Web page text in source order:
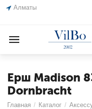
Алматы
Ерш Madison
Dornbracht
Главная / Каталог /